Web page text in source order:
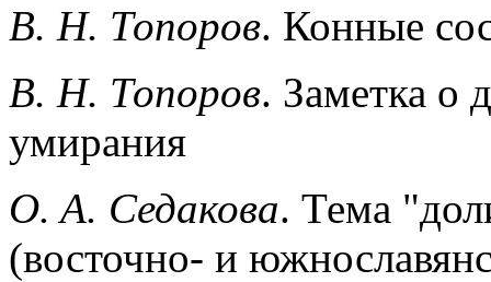
В. Н. Топоров. Конные
В. Н. Топоров. Заметка о
умирания
O. A. Седакова. Тема
(восточно- и